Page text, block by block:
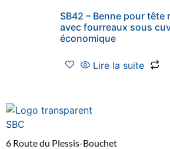
SB42 – Benne pour tête
avec fourreaux sous
économique
Lire la suite
6 Route du Plessis-Bouchet